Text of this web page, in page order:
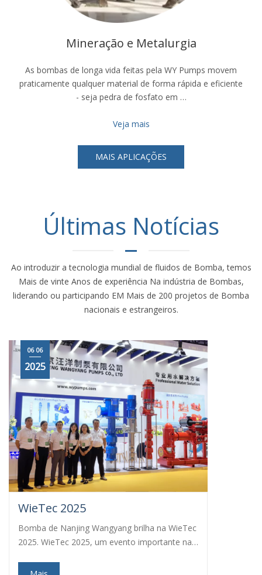
Mineração e Metalurgia
As bombas de longa vida feitas pela WY Pumps movem
praticamente qualquer material de forma rápida e eficiente
- seja pedra de fosfato em …
Veja mais
MAIS APLICAÇÕES
Últimas Notícias
Ao introduzir a tecnologia mundial de fluidos de Bomba, temos
Mais de vinte Anos de experiência Na indústria de Bombas,
liderando ou participando EM Mais de 200 projetos de Bomba
nacionais e estrangeiros.
WieTec 2025
Bomba de Nanjing Wangyang brilha na WieTec
2025. WieTec 2025, um evento importante na
recentemente concluído com grande...
06 06
2025